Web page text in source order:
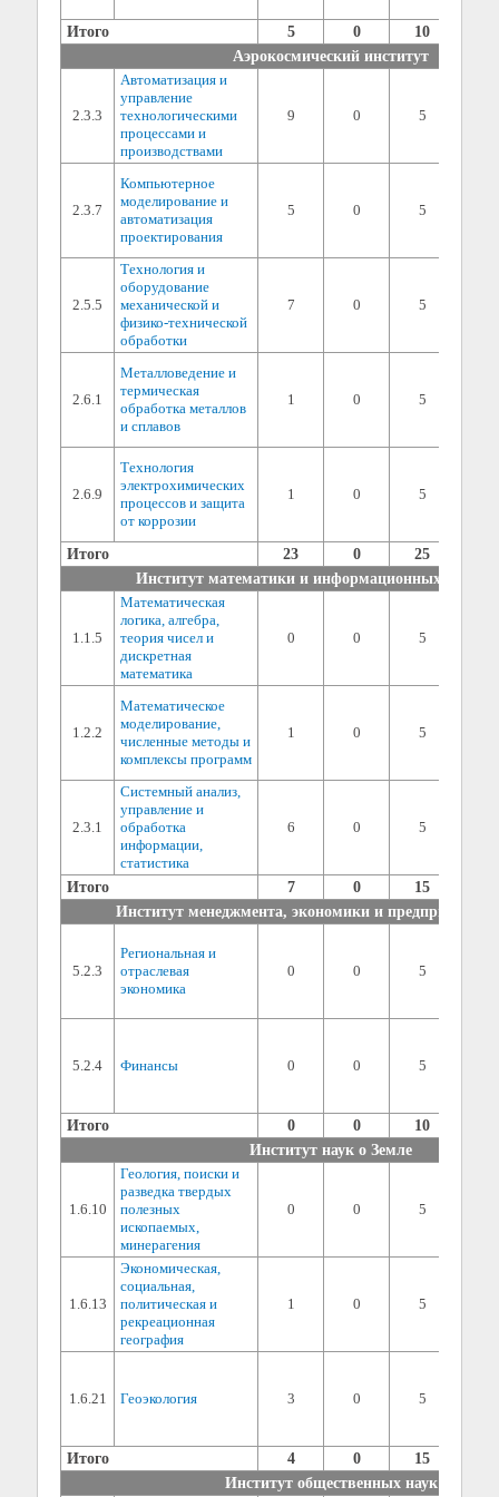
Итого 5 0
10
Аэрокосмический институт
2.3.3
Автоматизация и
управление
технологическими
процессами и
производствами
9 0 5
2.3.7
Компьютерное
моделирование и
автоматизация
проектирования
5 0 5
2.5.5
Технология и
оборудование
механической и
физико-технической
обработки
7 0 5
2.6.1
Металловедение и
термическая
обработка металлов
и сплавов
1 0 5
2.6.9
Технология
электрохимических
процессов и защита
от коррозии
1 0 5
Итого 23 0
25
Институт математики и информационных
1.1.5
Математическая
логика, алгебра,
теория чисел и
дискретная
математика
0 0 5
1.2.2
Математическое
моделирование,
численные методы и
комплексы программ
1 0 5
2.3.1
Системный анализ,
управление и
обработка
информации,
статистика
6 0 5
Итого 7 0
15
Институт менеджмента, экономики и
5.2.3
Региональная и
отраслевая
экономика
0 0 5
5.2.4 Финансы 0 0 5
Итого 0 0
10
Институт наук о Земле
1.6.10
Геология, поиски и
разведка твердых
полезных
ископаемых,
минерагения
0 0 5
1.6.13
Экономическая,
социальная,
политическая и
рекреационная
география
1 0 5
1.6.21 Геоэкология 3 0 5
Итого 4 0
15
Институт общественных наук